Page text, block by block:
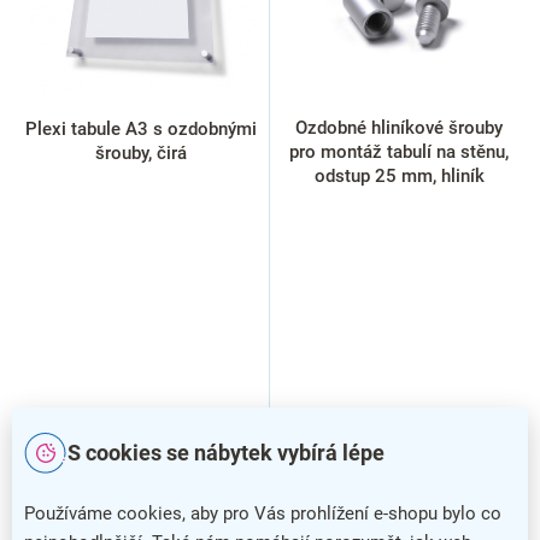
S cookies se nábytek vybírá lépe
Používáme cookies, aby pro Vás prohlížení e-shopu bylo co
Plexi tabule A3 s ozdobnými
šrouby, čirá
Ozdobné hliníkové šrouby
pro montáž tabulí na stěnu,
odstup 25 mm, hliník